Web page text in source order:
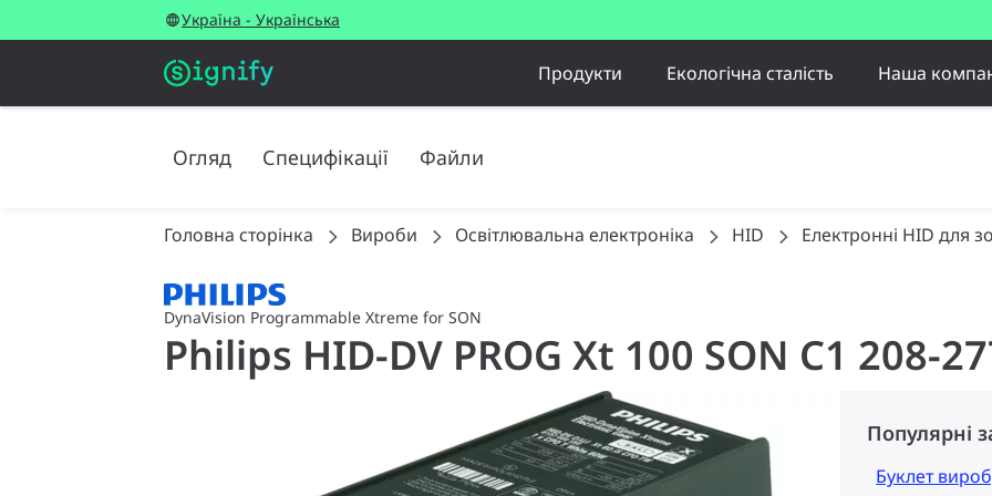
Україна - Українська
Продукти Екологічна сталість Наша
Огляд Специфікації Файли
Головна сторінка Вироби Освітлювальна електроніка HID Електронні HID для
DynaVision Programmable Xtreme for SON
Philips HID-DV PROG Xt 100 SON C1 208-
Популярні
Буклет